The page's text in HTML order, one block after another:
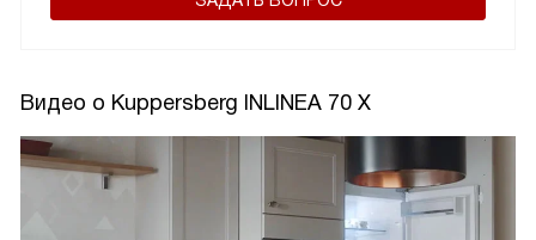
Видео о Kuppersberg INLINEA 70 X